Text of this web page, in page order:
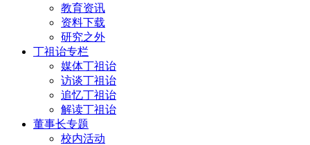
教育资讯
资料下载
研究之外
丁祖诒专栏
媒体丁祖诒
访谈丁祖诒
追忆丁祖诒
解读丁祖诒
董事长专题
校内活动